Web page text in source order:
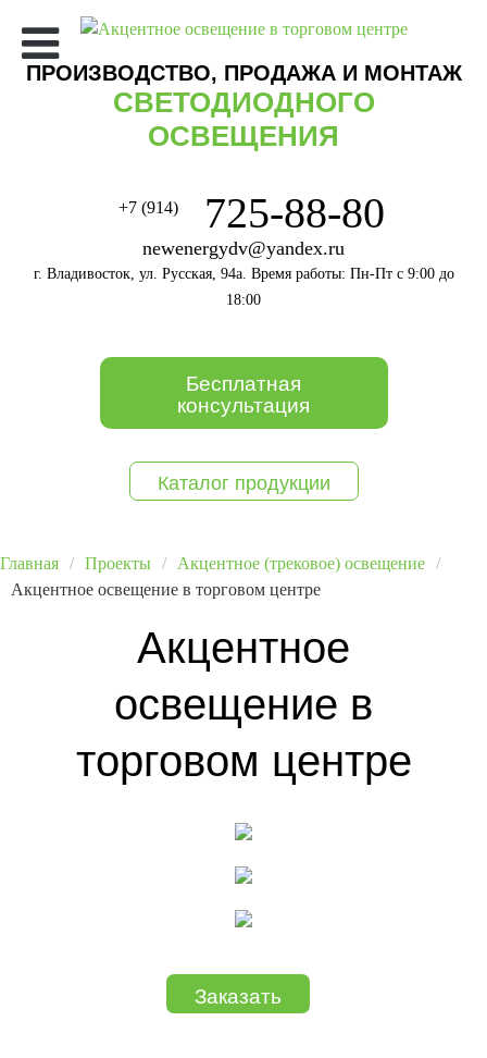
ПРОИЗВОДСТВО, ПРОДАЖА И МОНТАЖ
СВЕТОДИОДНОГО
ОСВЕЩЕНИЯ
+7 (914) 725-88-80
newenergydv@yandex.ru
г. Владивосток, ул. Русская, 94а. Время работы: Пн-Пт с 9:00 до
18:00
Бесплатная
консультация
Каталог продукции
Главная Проекты
Акцентное (трековое) освещение
Акцентное освещение в торговом центре
Акцентное
освещение в
торговом центре
Заказать